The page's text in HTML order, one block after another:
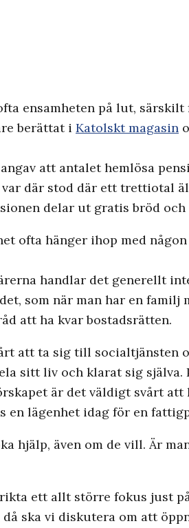
ensamheten på lut,
berättat i Katolskt magasin
att antalet hemlösa
där stod där ett trettiotal
delar ut gratis bröd och
ofta hänger ihop med
handlar det generellt
som när man har en
att ha kvar bostadsrätten.
att ta sig till socialtjänsten
sitt liv och klarat sig
är det väldigt svårt
en lägenhet idag för en
hjälp, även om de vill. Är
ett allt större fokus just
ska vi diskutera om att